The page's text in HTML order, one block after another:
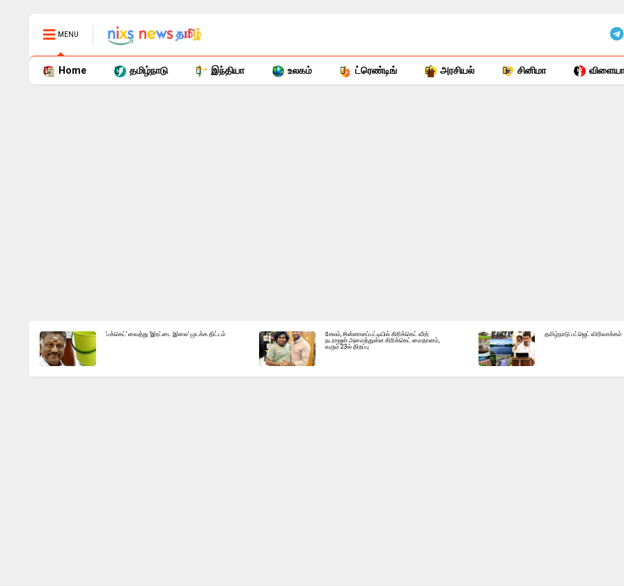
MENU
Home தமிழ்நாடு இந்தியா உலகம் ட்ரெண்டிங் அரசியல் சினிமா
'பக்கெட்' வைத்து 'இரட்டை இலை' முடக்க திட்டம்
சேலம், சின்னாளப்பட்டியில் கிரிக்கெட் வீரர்
நடராஜன் அமைத்துள்ள கிரிக்கெட் மைதானம்,
வரும் 23ல் திறப்பு
தமிழ்நாடு பட்ஜெட் விரிவாக்கம்